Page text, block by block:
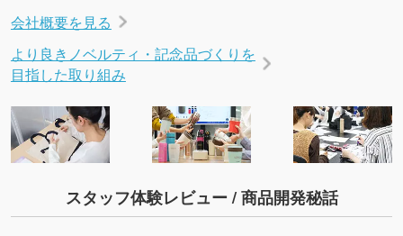
会社概要を見る
より良きノベルティ・記念品づくりを
目指した取り組み
スタッフ体験レビュー / 商品開発秘話